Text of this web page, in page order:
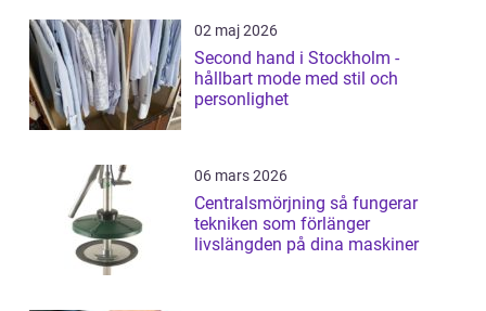
02 maj 2026
Second hand i Stockholm -
hållbart mode med stil och
personlighet
06 mars 2026
Centralsmörjning så fungerar
tekniken som förlänger
livslängden på dina maskiner